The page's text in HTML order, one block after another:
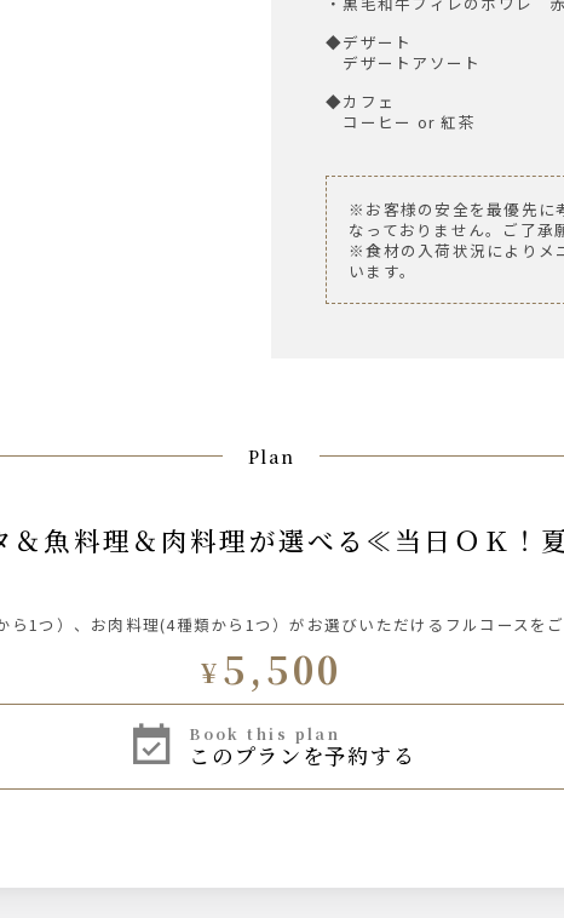
◆デザート
デザートアソート
◆カフェ
コーヒー or 紅茶
※お客様の安全を最優先に
なっておりません。ご了承
※食材の入荷状況によりメ
います。
Plan
1つ）、お肉料理(4種類から1つ）がお選びいただけるフルコースをご
¥5,500
book this plan
このプランを予約する